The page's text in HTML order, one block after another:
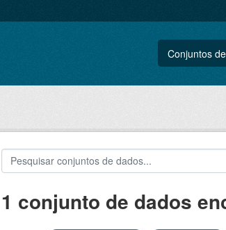
Conjuntos
1 conjunto de dados